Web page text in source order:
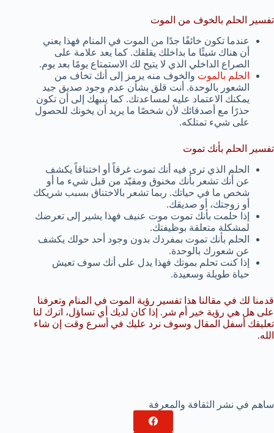
تفسير الحلم بالخوف من الموت
عندما تكون خائفًا جدًا من الموت في المنام فهذا يعني
أن هناك شيئًا ما بداخلك يقلقك. كما يعد علامة على
الصراع الداخلي الذي لا يتيح لك الاستمتاع يومًا بعد يوم.
الحلم بالموت والخوف منه يرمز إلى أنك تخاف من
الشعور بالوحدة. أنت قلق بشأن عدم وجود صديق جيد
يمكنك الاعتماد عليه لمساعدتك. كما ينبهك إلى أن تكون
حذرًا مع أصدقائك لأن شخصًا ما يريد أن يخونك للحصول
على شيء تمتلكه.
تفسير الحلم بأنك تموت
الحلم الذي ترى فيه أنك تموت غرقاً أو اختناقاً يكشف
عن أنك تشعر بأنك مخنوق ومقيّد من قبل شيء ما أو
شخص ما في حياتك. ربما تشعر بالاختناق بسبب شريكك
أو زوجتك، أو صديقك.
إذا حلمت بأنك تموت موت عنيف فهذا يشير إلى تعرضك
لمشكلة متعلقة بوظيفتك.
الحلم بأنك تموت بمفردك بدون وجود أحد حولك يكشف
عن شعورك بالوحدة.
إذا كنت تحلم بموتك فهذا يدل على أنك سوف تعيش
حياة طويلة وسعيدة.
قدمنا لك في مقالنا هذا تفسير رؤية الموت في المنام وتعرفنا
على هل هي رؤية خير أم شر. إذا كان لديك أي تساؤل، اترك لنا
تعليقك أسفل المقال وسوف نرد عليك في أسرع وقت إن شاء
الله.
ساهم في نشر الثقافة والمعرفة